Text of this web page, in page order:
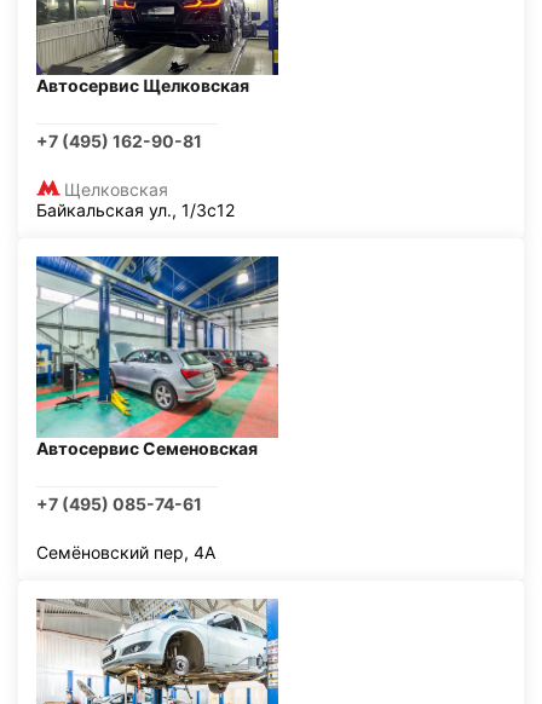
Автосервис Щелковская
+7 (495) 162-90-81
Щелковская
Байкальская ул., 1/3с12
Автосервис Семеновская
+7 (495) 085-74-61
Семёновский пер, 4А